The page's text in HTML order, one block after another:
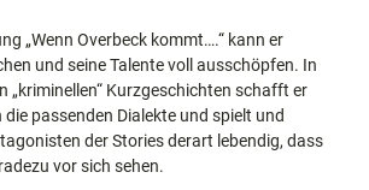
Theat
er und
Bühne
nkunst
Ausflugsziele
in der Region
Häufig
gestellte
Fragen
„Wenn Overbeck kommt….“ kann er
und seine Talente voll ausschöpfen. In
„kriminellen“ Kurzgeschichten schafft er
passenden Dialekte und spielt und
der Stories derart lebendig, dass
vor sich sehen.